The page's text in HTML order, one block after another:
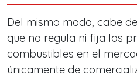
Del mismo modo, cabe
que no regula ni fija los
combustibles en el
únicamente de